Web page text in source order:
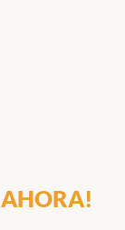
AHORA!